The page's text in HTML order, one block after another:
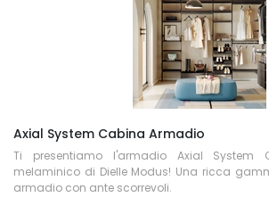
Axial System Cabina Armadio
Ti presentiamo l'armadio Axial System
melaminico di Dielle Modus! Una ricca
armadio con ante scorrevoli.